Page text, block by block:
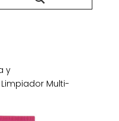
y
Multi-